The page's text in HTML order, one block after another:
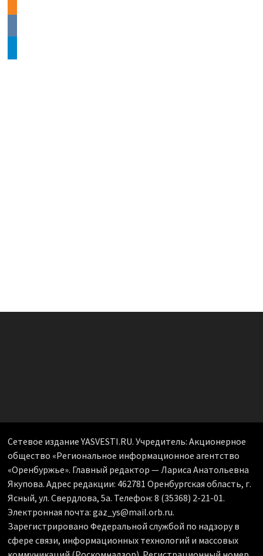
Сетевое издание YASVESTI.RU. Учредитель: Акционерное
общество «Региональное информационное агентство
«Оренбуржье». Главный редактор — Лариса Анатольевна
Якупова. Адрес редакции: 462781 Оренбургская область, г.
Ясный, ул. Свердлова, 5а. Телефон: 8 (35368) 2-21-01.
Электронная почта: gaz_ys@mail.orb.ru.
Зарегистрировано Федеральной службой по надзору в
сфере связи, информационных технологий и массовых